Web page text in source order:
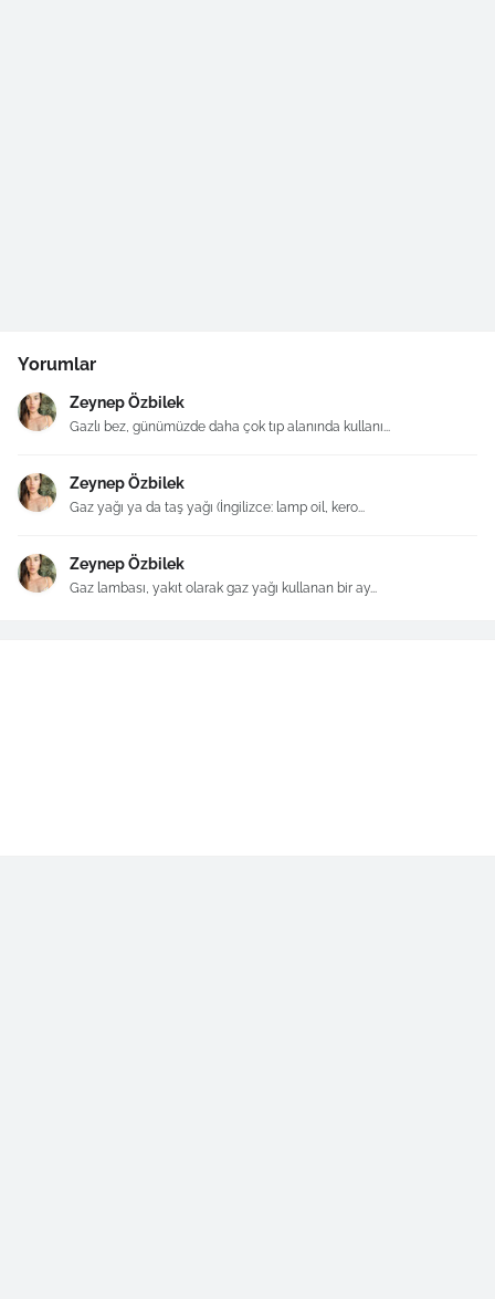
Yorumlar
Zeynep Özbilek
Gazlı bez, günümüzde daha çok tıp alanında kullanı...
Zeynep Özbilek
Gaz yağı ya da taş yağı (İngilizce: lamp oil, kero...
Zeynep Özbilek
Gaz lambası, yakıt olarak gaz yağı kullanan bir ay...